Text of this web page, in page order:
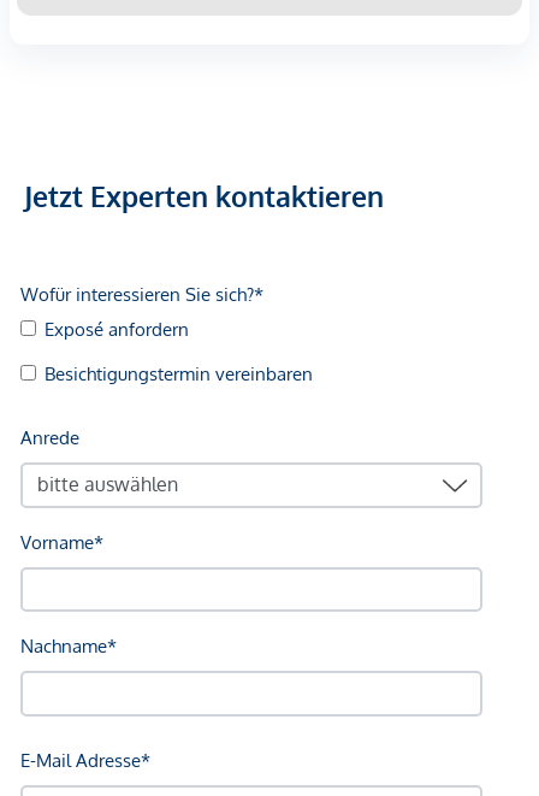
Jetzt Experten kontaktieren